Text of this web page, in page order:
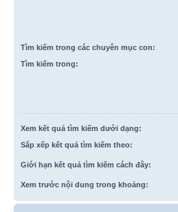
Tìm kiếm trong các chuyên mục con:
Tìm kiếm trong:
Xem kết quả tìm kiếm dưới dạng:
Sắp xếp kết quả tìm kiếm theo:
Giới hạn kết quả tìm kiếm cách đây:
Xem trước nội dung trong khoảng: